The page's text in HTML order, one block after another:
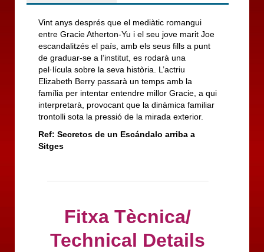
Vint anys després que el mediàtic romangui
entre Gracie Atherton-Yu i el seu jove marit Joe
escandalitzés el país, amb els seus fills a punt
de graduar-se a l’institut, es rodarà una
pel·lícula sobre la seva història. L’actriu
Elizabeth Berry passarà un temps amb la
família per intentar entendre millor Gracie, a qui
interpretarà, provocant que la dinàmica familiar
trontolli sota la pressió de la mirada exterior.
Ref: Secretos de un Escándalo arriba a
Sitges
Fitxa Tècnica/
Technical Details